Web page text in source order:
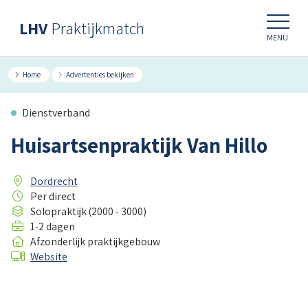
LHVPraktijkmatch MENU
Home Advertenties bekijken
Dienstverband
Huisartsenpraktijk Van Hillo
Dordrecht
Per direct
Solopraktijk (2000 - 3000)
1-2 dagen
Afzonderlijk praktijkgebouw
Website